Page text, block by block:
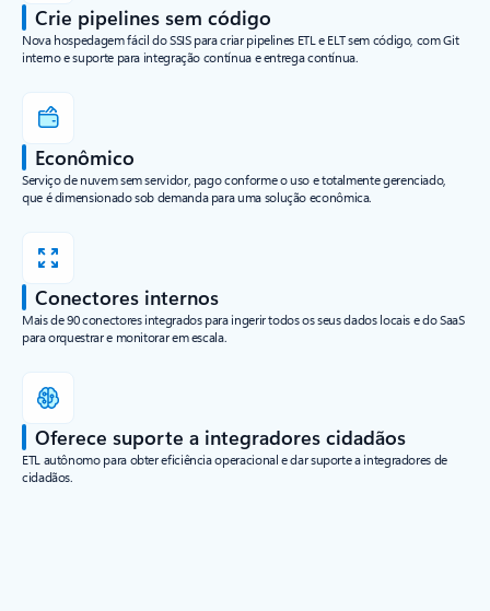
Crie pipelines sem código
Nova hospedagem fácil do SSIS para criar pipelines ETL e ELT sem código, com Git
interno e suporte para integração contínua e entrega contínua.
Econômico
Serviço de nuvem sem servidor, pago conforme o uso e totalmente gerenciado,
que é dimensionado sob demanda para uma solução econômica.
Conectores internos
Mais de 90 conectores integrados para ingerir todos os seus dados locais e do SaaS
para orquestrar e monitorar em escala.
Oferece suporte a integradores cidadãos
ETL autônomo para obter eficiência operacional e dar suporte a integradores de
cidadãos.